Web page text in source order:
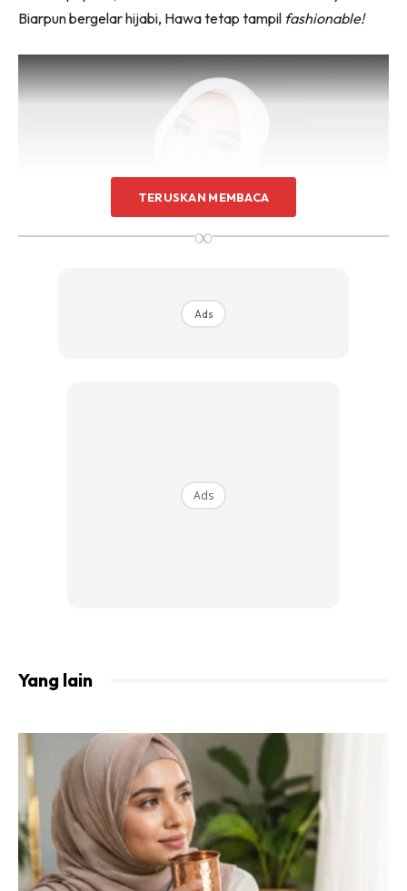
Biarpun bergelar hijabi, Hawa tetap tampil fashionable!
Ads
TERUSKAN MEMBACA
∞
Ads
Ads
Yang lain